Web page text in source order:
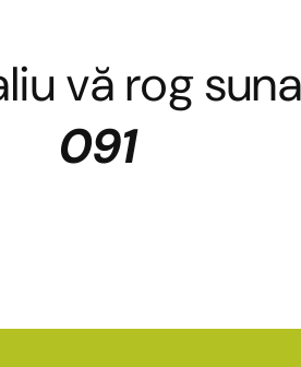
vă rog
091